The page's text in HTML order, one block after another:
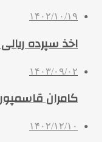
۱۴۰۲/۱۰/۱۹
اخذ سپرده
۱۴۰۳/۰۹/۰۲
کامران
۱۴۰۲/۱۲/۱۰